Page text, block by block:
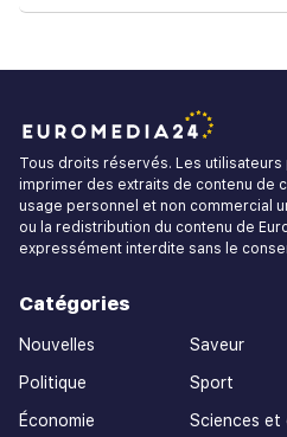
Tous droits réservés. Les
imprimer des extraits de contenu de
usage personnel et non commercial
ou la redistribution du contenu de
expressément interdite sans le
Catégories
Nouvelles
Politique
Économie
Saveur
Sport
Sciences et